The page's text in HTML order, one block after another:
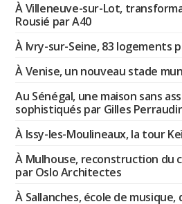
À Villeneuve-sur-Lot,
Rousié par A40
À Ivry-sur-Seine, 83 logements
À Venise, un nouveau stade
Au Sénégal, une maison sans
sophistiqués par Gilles
À Issy-les-Moulineaux, la tour
À Mulhouse, reconstruction du
par Oslo Architectes
À Sallanches, école de